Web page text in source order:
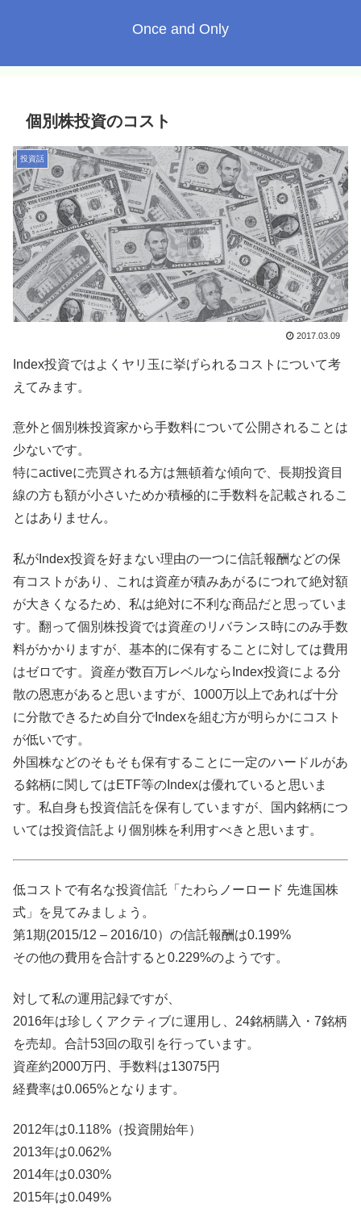
Once and Only
個別株投資のコスト
投資話
2017.03.09
Index投資ではよくヤリ玉に挙げられるコストについて考
えてみます。
意外と個別株投資家から手数料について公開されることは
少ないです。
特にactiveに売買される方は無頓着な傾向で、長期投資目
線の方も額が小さいためか積極的に手数料を記載されるこ
とはありません。
私がIndex投資を好まない理由の一つに信託報酬などの保
有コストがあり、これは資産が積みあがるにつれて絶対額
が大きくなるため、私は絶対に不利な商品だと思っていま
す。翻って個別株投資では資産のリバランス時にのみ手数
料がかかりますが、基本的に保有することに対しては費用
はゼロです。資産が数百万レベルならIndex投資による分
散の恩恵があると思いますが、1000万以上であれば十分
に分散できるため自分でIndexを組む方が明らかにコスト
が低いです。
外国株などのそもそも保有することに一定のハードルがあ
る銘柄に関してはETF等のIndexは優れていると思いま
す。私自身も投資信託を保有していますが、国内銘柄につ
いては投資信託より個別株を利用すべきと思います。
低コストで有名な投資信託「たわらノーロード 先進国株
式」を見てみましょう。
第1期(2015/12 – 2016/10）の信託報酬は0.199%
その他の費用を合計すると0.229%のようです。
対して私の運用記録ですが、
2016年は珍しくアクティブに運用し、24銘柄購入・7銘柄
を売却。合計53回の取引を行っています。
資産約2000万円、手数料は13075円
経費率は0.065%となります。
2012年は0.118%（投資開始年）
2013年は0.062%
2014年は0.030%
2015年は0.049%